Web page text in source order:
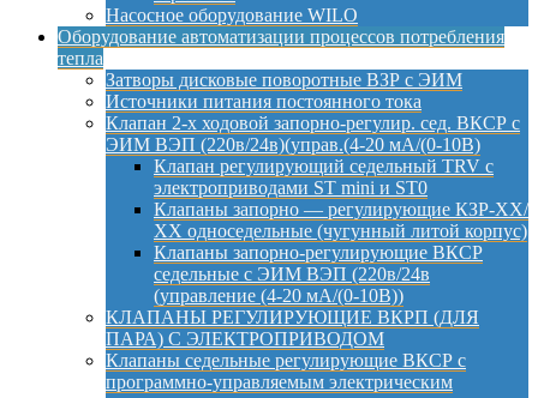
Насосное оборудование WILO
Оборудование автоматизации процессов потребления
тепла
Затворы дисковые поворотные ВЗР с ЭИМ
Источники питания постоянного тока
Клапан 2-х ходовой запорно-регулир. сед. ВКСР с
ЭИМ ВЭП (220в/24в)(управ.(4-20 мА/(0-10В)
Клапан регулирующий седельный TRV с
электроприводами ST mini и ST0
Клапаны запорно — регулирующие КЗР-ХХ/
ХХ односедельные (чугунный литой корпус)
Клапаны запорно-регулирующие ВКСР
седельные с ЭИМ ВЭП (220в/24в
(управление (4-20 мА/(0-10В))
КЛАПАНЫ РЕГУЛИРУЮЩИЕ ВКРП (ДЛЯ
ПАРА) С ЭЛЕКТРОПРИВОДОМ
Клапаны седельные регулирующие ВКСР с
программно-управляемым электрическим